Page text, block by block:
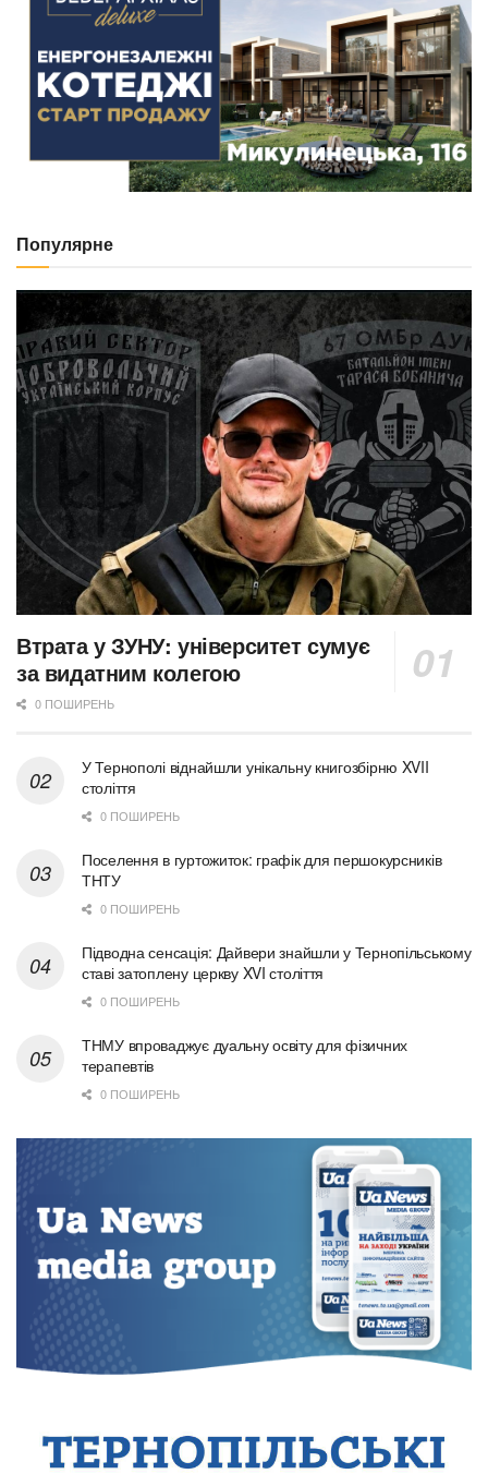
Популярне
Втрата у ЗУНУ: університет сумує
за видатним колегою
0 ПОШИРЕНЬ
У Тернополі віднайшли унікальну книгозбірню XVII
століття
0 ПОШИРЕНЬ
Поселення в гуртожиток: графік для першокурсників
ТНТУ
0 ПОШИРЕНЬ
Підводна сенсація: Дайвери знайшли у Тернопільському
ставі затоплену церкву XVI століття
0 ПОШИРЕНЬ
ТНМУ впроваджує дуальну освіту для фізичних
терапевтів
0 ПОШИРЕНЬ